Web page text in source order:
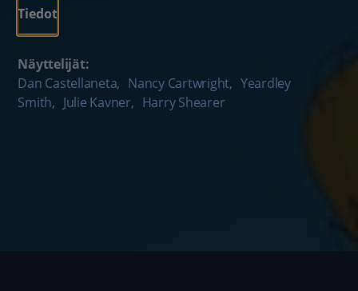
Tiedot
Näyttelijät:
Dan Castellaneta, Nancy Cartwright, Yeardley
Smith, Julie Kavner, Harry Shearer